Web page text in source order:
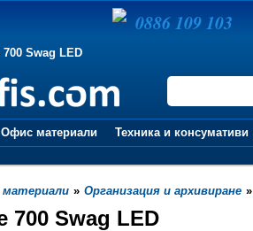
Swag LED
Офис материали Техника и консумативи
» Организация и архивиране »
700 Swag LED
0886 109 103